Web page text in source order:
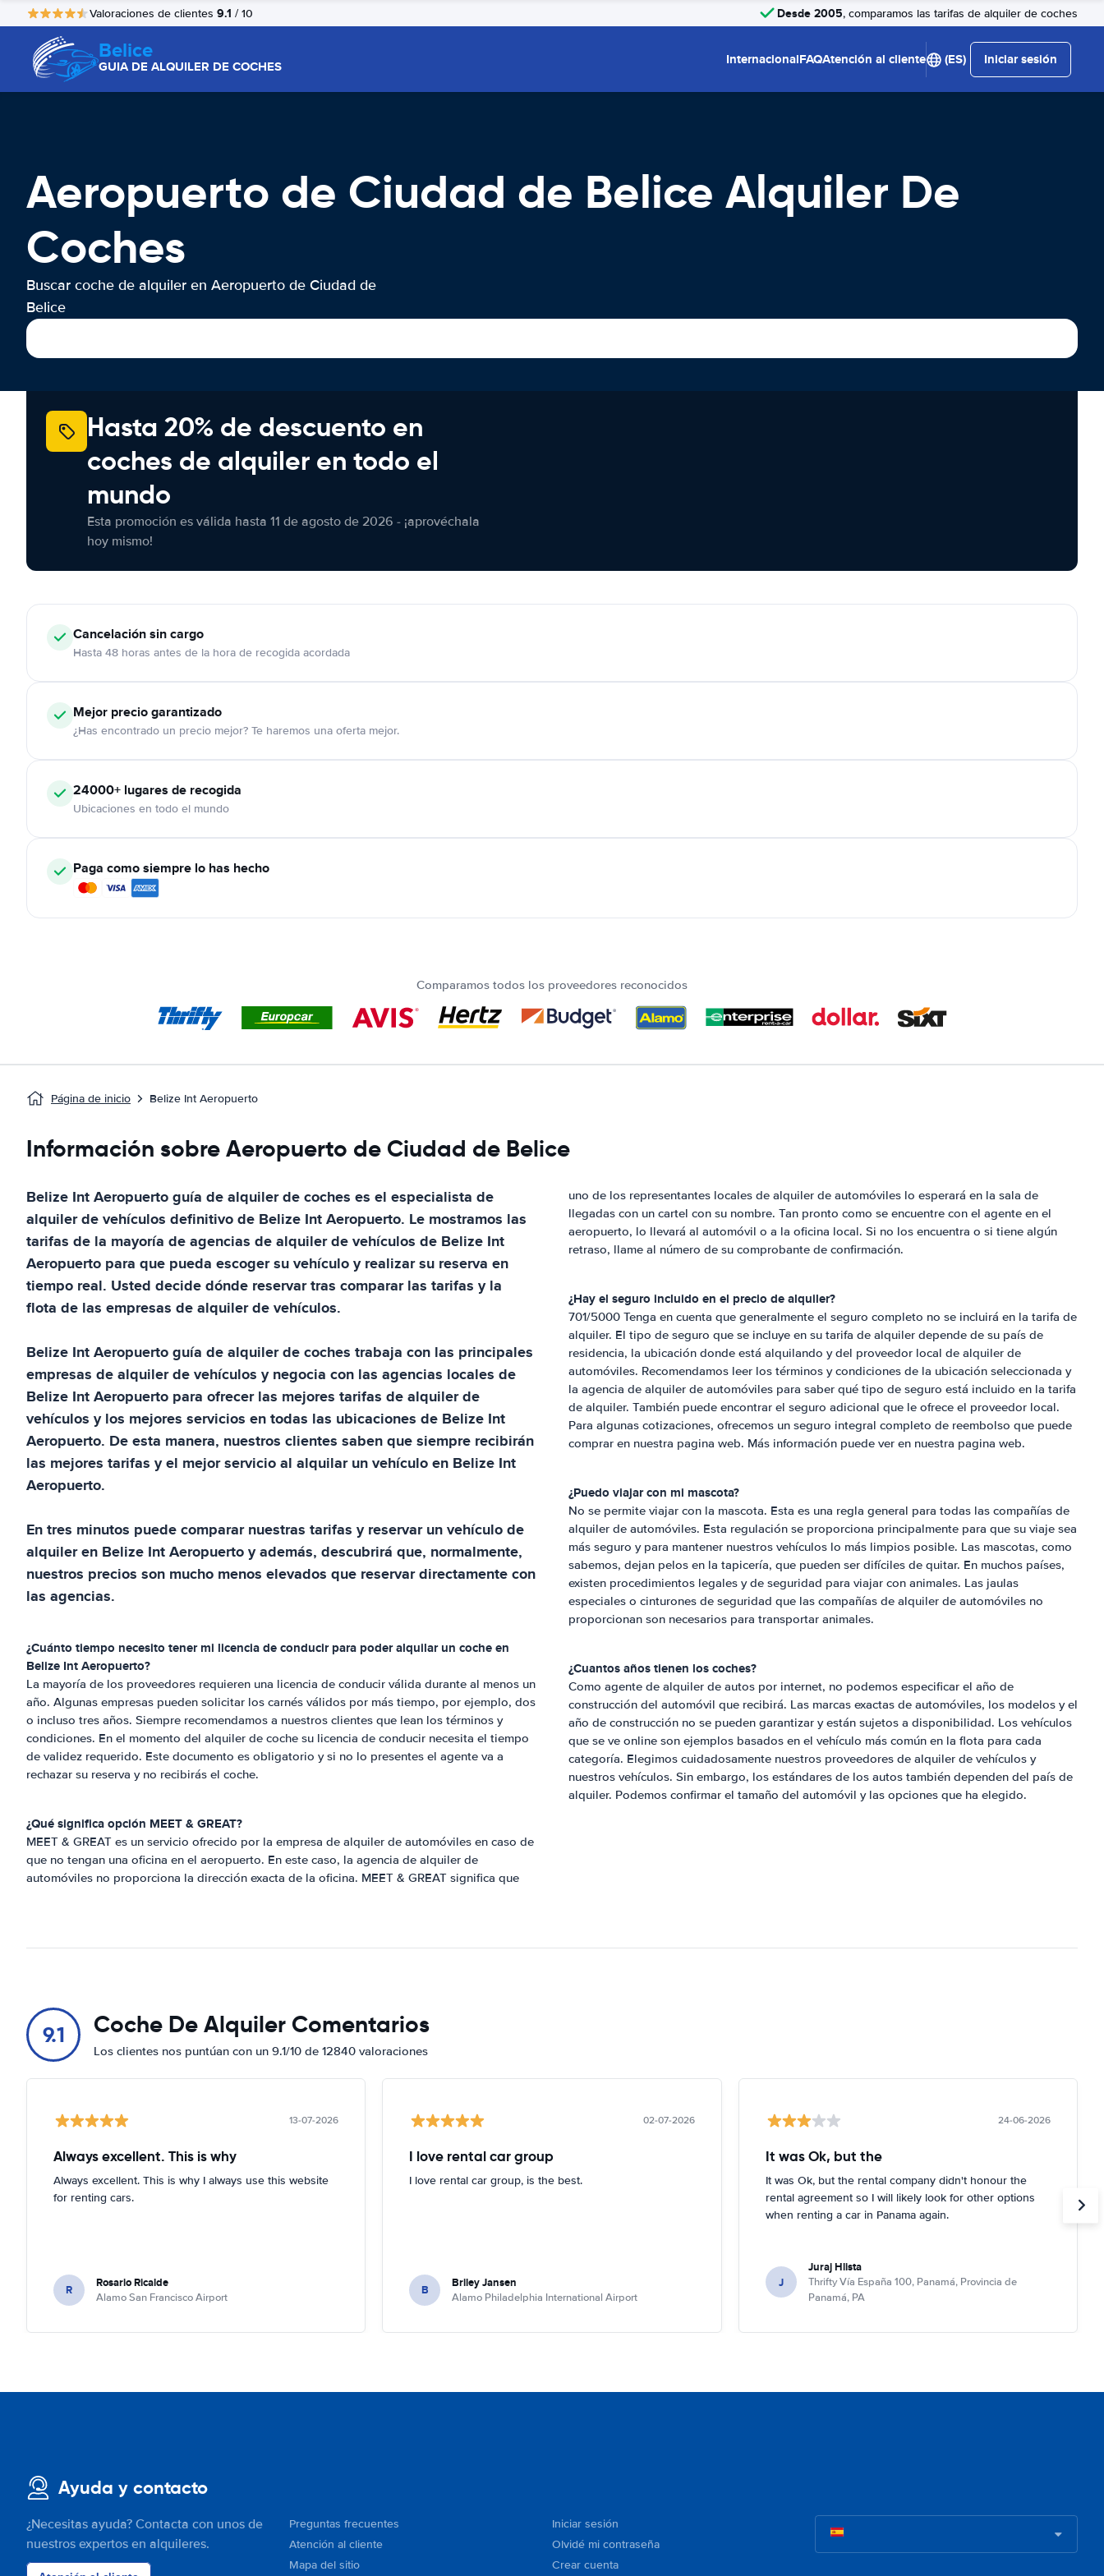
Valoraciones de clientes 9.1 / 10 Desde 2005, comparamos las tarifas de alquiler de coches
Belice
GUIA DE ALQUILER DE COCHES InternacionalFAQAtención al cliente (ES) Iniciar sesión
Aeropuerto de Ciudad de Belice Alquiler De
Coches
Buscar coche de alquiler en Aeropuerto de Ciudad de
Belice
Hasta 20% de descuento en
coches de alquiler en todo el
mundo
Esta promoción es válida hasta 11 de agosto de 2026 - ¡aprovéchala
hoy mismo!
Cancelaciónsin cargo
Hasta 48 horas antes de la hora de recogida acordada
Mejor precio garantizado
¿Has encontrado un precio mejor? Te haremos una oferta mejor.
24000+ lugares de recogida
Ubicaciones en todo el mundo
Paga como siempre lo has hecho
Comparamos todos los proveedores reconocidos
Página de inicio Belize Int Aeropuerto
Información sobre Aeropuerto de Ciudad de Belice
Belize Int Aeropuertoguía de alquiler de coches es el especialista de
alquiler de vehículos definitivo de Belize Int Aeropuerto. Le mostramos las
tarifas de la mayoría de agencias de alquiler de vehículos de Belize Int
Aeropuerto para que pueda escoger su vehículo y realizar su reserva en
tiempo real. Usted decide dónde reservar tras comparar las tarifas y la
flota de las empresas de alquiler de vehículos.
Belize Int Aeropuertoguía de alquiler de coches trabaja con las principales
empresas de alquiler de vehículos y negocia con las agencias locales de
Belize Int Aeropuerto para ofrecer las mejores tarifas de alquiler de
vehículos y los mejores servicios en todas las ubicaciones de Belize Int
Aeropuerto. De esta manera, nuestros clientes saben que siempre recibirán
las mejores tarifas y el mejor servicio al alquilar un vehículo en Belize Int
Aeropuerto.
En tres minutos puede comparar nuestras tarifas y reservar un vehículo de
alquiler en Belize Int Aeropuertoy además, descubrirá que, normalmente,
nuestros precios son mucho menos elevados que reservar directamente con
las agencias.
¿Cuánto tiempo necesito tener mi licencia de conducir para poder alquilar un coche en
Belize Int Aeropuerto?
La mayoría de los proveedores requieren una licencia de conducir válida durante al menos un
año. Algunas empresas pueden solicitar los carnés válidos por más tiempo, por ejemplo, dos
o incluso tres años. Siempre recomendamos a nuestros clientes que lean los términos y
condiciones. En el momento del alquiler de coche su licencia de conducir necesita el tiempo
de validez requerido. Este documento es obligatorio y si no lo presentes el agente va a
rechazar su reserva y no recibirás el coche.
¿Qué significa opción MEET & GREAT?
MEET & GREAT es un servicio ofrecido por la empresa de alquiler de automóviles en caso de
que no tengan una oficina en el aeropuerto. En este caso, la agencia de alquiler de
automóviles no proporciona la dirección exacta de la oficina. MEET & GREAT significa que
uno de los representantes locales de alquiler de automóviles lo esperará en la sala de
llegadas con un cartel con su nombre. Tan pronto como se encuentre con el agente en el
aeropuerto, lo llevará al automóvil o a la oficina local. Si no los encuentra o si tiene algún
retraso, llame al número de su comprobante de confirmación.
¿Hay el seguro incluido en el precio de alquiler?
701/5000 Tenga en cuenta que generalmente el seguro completo no se incluirá en la tarifa de
alquiler. El tipo de seguro que se incluye en su tarifa de alquiler depende de su país de
residencia, la ubicación donde está alquilando y del proveedor local de alquiler de
automóviles. Recomendamos leer los términos y condiciones de la ubicación seleccionada y
la agencia de alquiler de automóviles para saber qué tipo de seguro está incluido en la tarifa
de alquiler. También puede encontrar el seguro adicional que le ofrece el proveedor local.
Para algunas cotizaciones, ofrecemos un seguro integral completo de reembolso que puede
comprar en nuestra pagina web. Más información puede ver en nuestra pagina web.
¿Puedo viajar con mi mascota?
No se permite viajar con la mascota. Esta es una regla general para todas las compañías de
alquiler de automóviles. Esta regulación se proporciona principalmente para que su viaje sea
más seguro y para mantener nuestros vehículos lo más limpios posible. Las mascotas, como
sabemos, dejan pelos en la tapicería, que pueden ser difíciles de quitar. En muchos países,
existen procedimientos legales y de seguridad para viajar con animales. Las jaulas
especiales o cinturones de seguridad que las compañías de alquiler de automóviles no
proporcionan son necesarios para transportar animales.
¿Cuantos años tienen los coches?
Como agente de alquiler de autos por internet, no podemos especificar el año de
construcción del automóvil que recibirá. Las marcas exactas de automóviles, los modelos y el
año de construcción no se pueden garantizar y están sujetos a disponibilidad. Los vehículos
que se ve online son ejemplos basados en el vehículo más común en la flota para cada
categoría. Elegimos cuidadosamente nuestros proveedores de alquiler de vehículos y
nuestros vehículos. Sin embargo, los estándares de los autos también dependen del país de
alquiler. Podemos confirmar el tamaño del automóvil y las opciones que ha elegido.
9.1 Coche De Alquiler Comentarios
Los clientes nos puntúan con un 9.1/10 de 12840 valoraciones
13-07-2026
Always excellent. This is why
Always excellent. This is why I always use this website
for renting cars.
R Rosario Ricalde
Alamo San Francisco Airport
02-07-2026
I love rental car group
I love rental car group, is the best.
B Briley Jansen
Alamo Philadelphia International Airport
24-06-2026
It was Ok, but the
It was Ok, but the rental company didn't honour the
rental agreement so I will likely look for other options
when renting a car in Panama again.
J
Juraj Hlista
Thrifty Vía España 100, Panamá, Provincia de
Panamá, PA
Ayuda y contacto
¿Necesitas ayuda? Contacta con unos de
nuestros expertos en alquileres.
Preguntas frecuentes
Atención al cliente
Mapa del sitio
Iniciar sesión
Olvidé mi contraseña
Crear cuenta